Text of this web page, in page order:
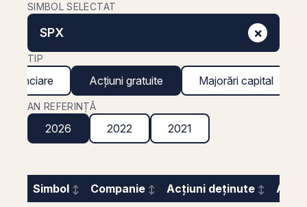
SIMBOL SELECTAT
SPX ×
TIP
financiare Acțiuni gratuite Majorări capital
AN REFERINȚĂ
2026 2022 2021
Simbol Companie Acțiuni deținute